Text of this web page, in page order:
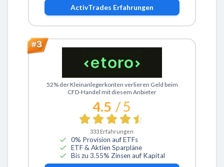
ActivTrades Erfahrungen
Zu eToro
52% der Kleinanlegerkonten verlieren Geld beim
CFD-Handel mit diesem Anbieter
4.5 / 5
333 Erfahrungen
0% Provision auf ETFs
ETF & Aktien Sparpläne
Bis zu 3.55% Zinsen auf Kapital